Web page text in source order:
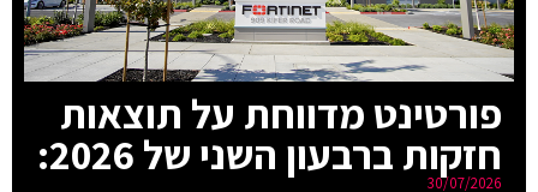
פורטינט מדווחת על תוצאות
חזקות ברבעון השני של 2026:
30/07/2026